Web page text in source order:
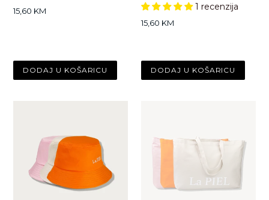
Standardna
15,60 KM 1 recenzija
Standardna
15,60 KM